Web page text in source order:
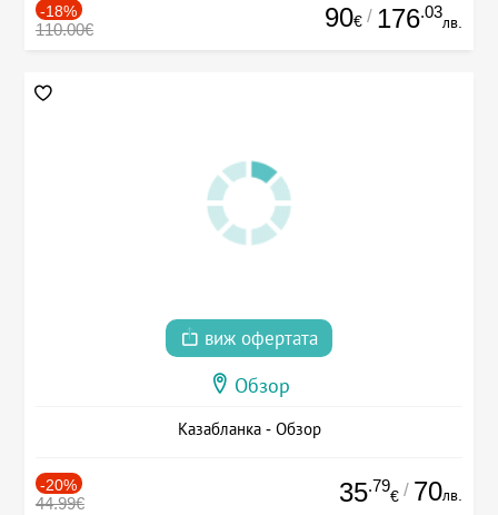
-18%
110.00€ 90€ / 176.03
лв.
виж офертата
Обзор
Казабланка - Обзор
-20%
44.99€ 35.79
€ / 70лв.